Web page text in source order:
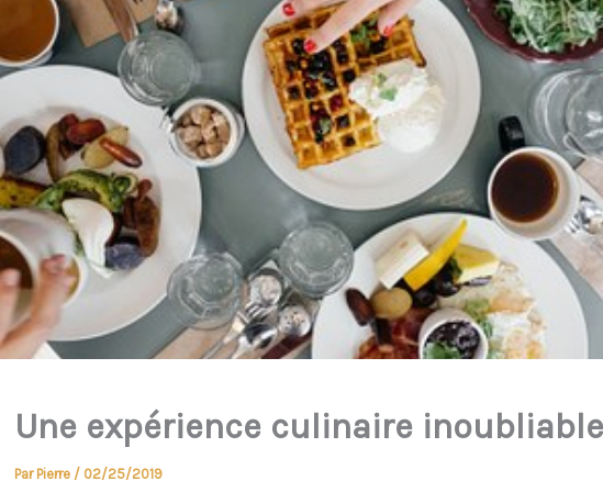
Une expérience culinaire inoubliable
Par Pierre / 02/25/2019